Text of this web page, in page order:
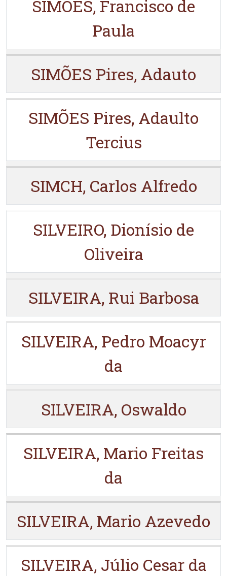
SIMÕES, Francisco de
Paula
SIMÕES Pires, Adauto
SIMÕES Pires, Adaulto
Tercius
SIMCH, Carlos Alfredo
SILVEIRO, Dionísio de
Oliveira
SILVEIRA, Rui Barbosa
SILVEIRA, Pedro Moacyr
da
SILVEIRA, Oswaldo
SILVEIRA, Mario Freitas
da
SILVEIRA, Mario Azevedo
SILVEIRA, Júlio Cesar da